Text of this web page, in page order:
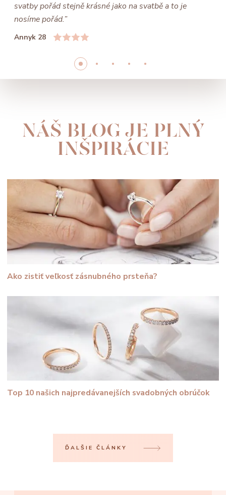
svatby pořád stejně krásné jako na svatbě a to je
nosíme pořád.”
Annyk 28
NÁŠ BLOG JE PLNÝ
INŠPIRÁCIE
Ako zistiť veľkosť zásnubného prsteňa?
Top 10 našich najpredávanejších svadobných obrúčok
ĎALŠIE ČLÁNKY